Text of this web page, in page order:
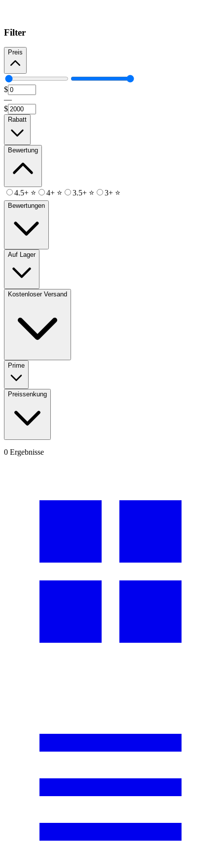
Filter
Preis
$
—
$
Rabatt
Bewertung
4.5+ ⭐ 4+ ⭐ 3.5+ ⭐ 3+ ⭐
Bewertungen
Auf Lager
Kostenloser Versand
Prime
Preissenkung
0 Ergebnisse